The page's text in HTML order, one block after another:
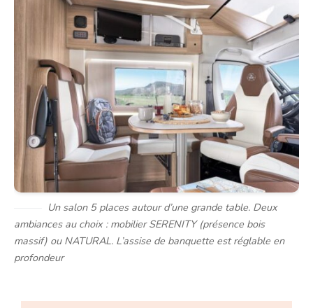
Un salon 5 places autour d’une grande table. Deux
ambiances au choix : mobilier SERENITY (présence bois
massif) ou NATURAL. L’assise de banquette est réglable en
profondeur